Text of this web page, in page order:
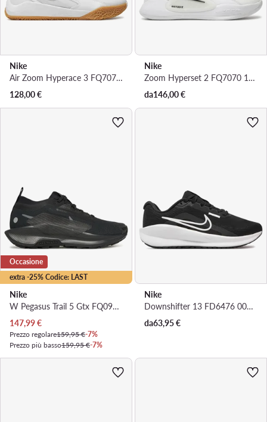
Nike
Air Zoom Hyperace 3 FQ7074 101 · Scarpe indoor
128,00€
Nike
Zoom Hyperset 2 FQ7070 101 · Scarpe indoor
da146,00€
extra -25% Codice: LAST
Occasione
Nike
W Pegasus Trail 5 Gtx FQ0912 002 · Scarpe running
Prezzo attuale
147,99€
Prezzo regolare159,95 €-7%
Prezzo più basso159,95 €-7%
Nike
Downshifter 13 FD6476 001 · Scarpe running
da63,95€